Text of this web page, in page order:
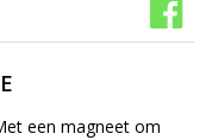
een magneet om